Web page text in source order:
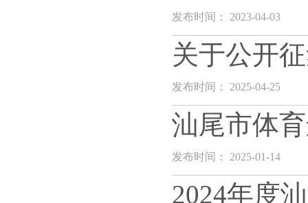
发布时间： 2023-04-03
关于公开
发布时间： 2025-04-25
汕尾市体
发布时间： 2025-01-14
2024年度